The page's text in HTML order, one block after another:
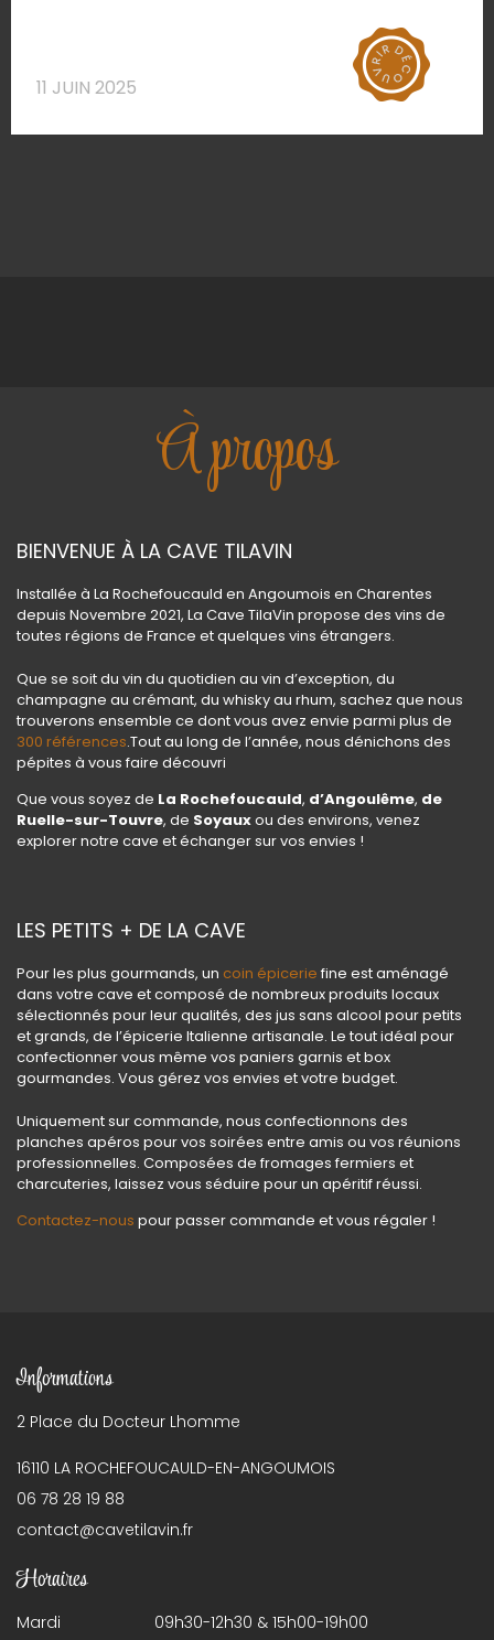
11 JUIN 2025
À propos
BIENVENUE À LA CAVE TILAVIN
Installée à La Rochefoucauld en Angoumois en Charentes
depuis Novembre 2021, La Cave TilaVin propose des vins de
toutes régions de France et quelques vins étrangers.
Que se soit du vin du quotidien au vin d’exception, du
champagne au crémant, du whisky au rhum, sachez que nous
trouverons ensemble ce dont vous avez envie parmi plus de
300 références.Tout au long de l’année, nous dénichons des
pépites à vous faire découvri
Que vous soyez de La Rochefoucauld, d’Angoulême, de
Ruelle-sur-Touvre, de Soyauxou des environs, venez
explorer notre cave et échanger sur vos envies !
LES PETITS + DE LA CAVE
Pour les plus gourmands, un coin épicerie fine est aménagé
dans votre cave et composé de nombreux produits locaux
sélectionnés pour leur qualités, des jus sans alcool pour petits
et grands, de l’épicerie Italienne artisanale. Le tout idéal pour
confectionner vous même vos paniers garnis et box
gourmandes. Vous gérez vos envies et votre budget.
Uniquement sur commande, nous confectionnons des
planches apéros pour vos soirées entre amis ou vos réunions
professionnelles. Composées de fromages fermiers et
charcuteries, laissez vous séduire pour un apéritif réussi.
Contactez-nous pour passer commande et vous régaler !
Informations
2 Place du Docteur Lhomme
16110 LA ROCHEFOUCAULD-EN-ANGOUMOIS
06 78 28 19 88
contact@cavetilavin.fr
Horaires
Mardi
09h30-12h30 & 15h00-19h00